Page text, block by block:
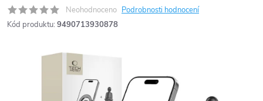
Neohodnoceno Podrobnosti hodnocení
Kód produktu: 9490713930878